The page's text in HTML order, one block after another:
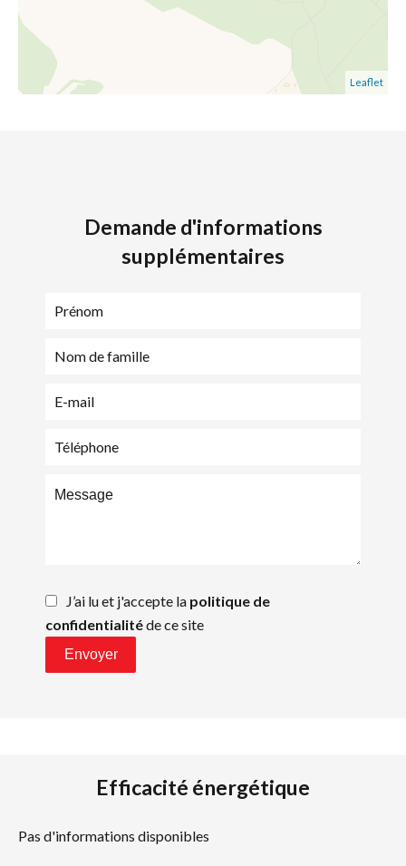
Leaflet
Demande d'informations
supplémentaires
J’ai lu et j'accepte la politique de
confidentialitéde ce site
Envoyer
Efficacité énergétique
Pas d'informations disponibles